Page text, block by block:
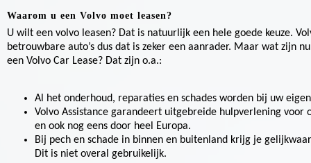
Waarom u een Volvo moet leasen?
U wilt een volvo leasen? Dat is natuurlijk een hele goede keuze.
betrouwbare auto’s dus dat is zeker een aanrader. Maar wat zijn
een Volvo Car Lease? Dat zijn o.a.:
Al het onderhoud, reparaties en schades worden bij uw
Volvo Assistance garandeert uitgebreide hulpverlening voor
en ook nog eens door heel Europa.
Bij pech en schade in binnen en buitenland krijg je
Dit is niet overal gebruikelijk.